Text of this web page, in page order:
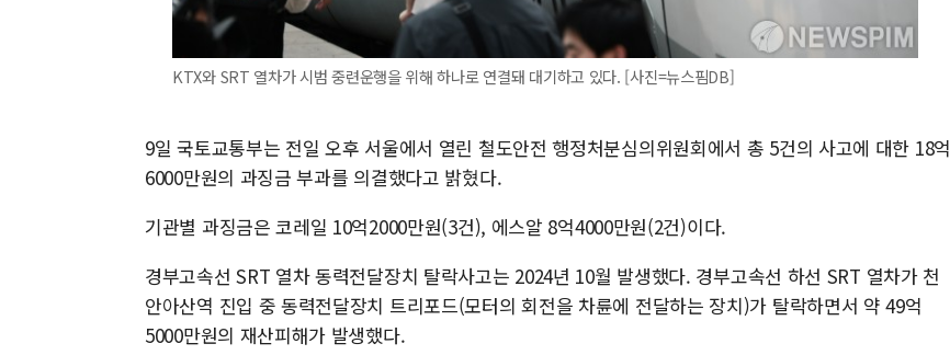
KTX와 SRT 열차가 시범 중련운행을 위해 하나로 연결돼 대기하고 있다. [사진=뉴스핌DB]
9일 국토교통부는 전일 오후 서울에서 열린 철도안전 행정처분심의위원회에서 총 5건의 사고에 대한 18억
6000만원의 과징금 부과를 의결했다고 밝혔다.
기관별 과징금은 코레일 10억2000만원(3건), 에스알 8억4000만원(2건)이다.
경부고속선 SRT 열차 동력전달장치 탈락사고는 2024년 10월 발생했다. 경부고속선 하선 SRT 열차가 천
안아산역 진입 중 동력전달장치 트리포드(모터의 회전을 차륜에 전달하는 장치)가 탈락하면서 약 49억
5000만원의 재산피해가 발생했다.